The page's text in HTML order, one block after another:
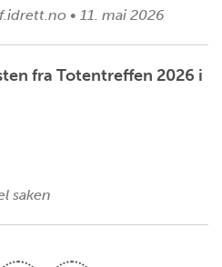
• 11. mai 2026
fra Totentreffen 2026 i
saken